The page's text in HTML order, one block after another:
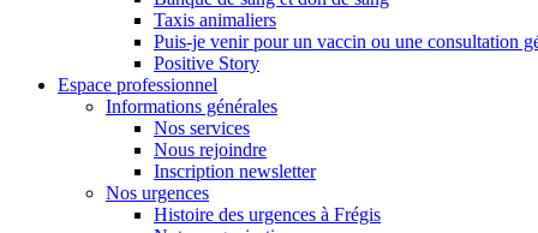
Taxis animaliers
Puis-je venir pour un vaccin ou une consultation
Positive Story
Espace professionnel
Informations générales
Nos services
Nous rejoindre
Inscription newsletter
Nos urgences
Histoire des urgences à Frégis